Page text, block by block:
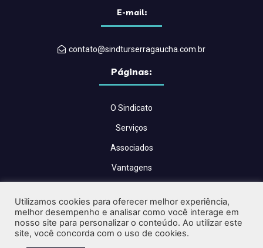
E-mail:
contato@sindturserragaucha.com.br
Páginas:
O Sindicato
Serviços
Associados
Vantagens
Blog
Contato
Utilizamos cookies para oferecer melhor experiência,
melhor desempenho e analisar como você interage em
nosso site para personalizar o conteúdo. Ao utilizar este
site, você concorda com o uso de cookies.